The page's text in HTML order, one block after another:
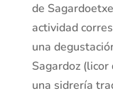
de
actividad
una
Sagardoz (licor
una sidrería